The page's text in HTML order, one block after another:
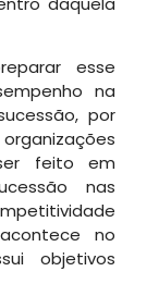
esse
na
por
feito em
nas
no
objetivos